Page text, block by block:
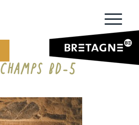
BD-5